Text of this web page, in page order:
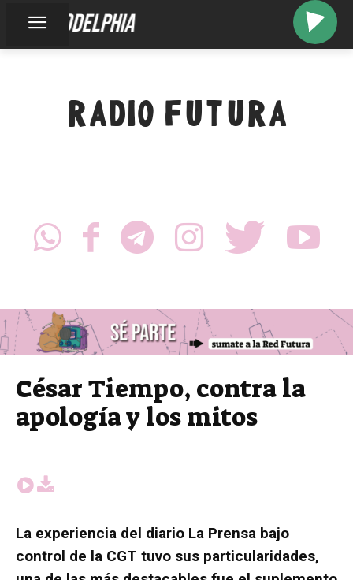
cacodelphia
RADIO FUTURA
César Tiempo, contra la
apología y los mitos
La experiencia del diario La Prensa bajo
control de la CGT tuvo sus particularidades,